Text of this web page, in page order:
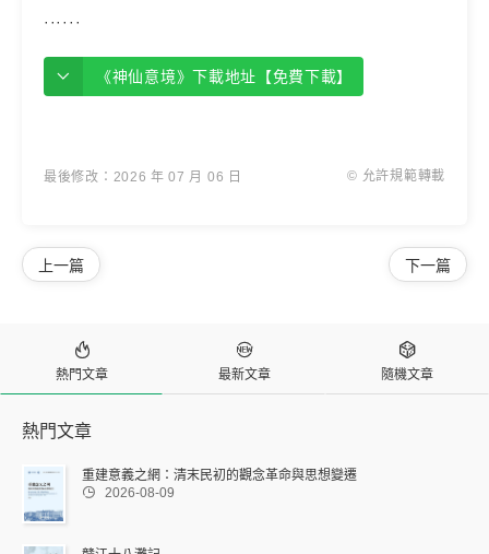
······
《神仙意境》下載地址【免費下載】
最後修改：2026 年 07 月 06 日 © 允許規範轉載
下一篇
上一篇

熱門文章

最新文章

隨機文章
熱門文章
重建意義之網：清末民初的觀念革命與思想變遷
 2026-08-09